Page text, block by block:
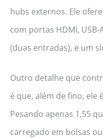
hubs externos. Ele
com portas HDMI, USB-
(duas entradas), e um
Outro detalhe que
é que, além de fino, ele
Pesando apenas 1,55
carregado em bolsas